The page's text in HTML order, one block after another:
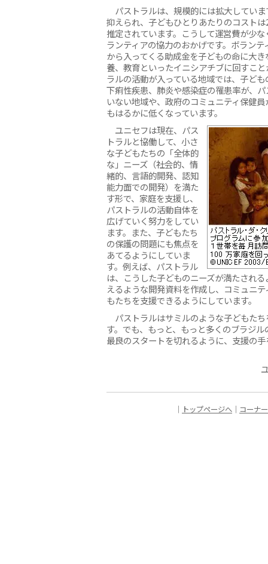
パストラルは、規模的には拡大してい
抑えられ、子どもひとりあたりのコスト
推定されています。こうして運営費が少
ランティアの協力のおかげです。ボラン
から入ってくる助成金を子どもの命に大
養、教育といったイニシアチブに回すこ
ラルの活動が入っている地域では、子ど
下痢性疾患、肺炎や感染症の罹患率が、
いない地域や、政府のコミュニティ保健
もはるかに低くなっています。
ユニセフは現在、パス
トラルと協働して、小さ
な子どもたちの「全体的
な」ニーズ（社会的、情
緒的、言語的開発、認知
能力面での開発）を満た
す形で、家庭を支援し、
パストラルの活動自体を
広げていく努力をしてい
ます。また、子どもたち
の保護の問題にも焦点を
あてるようにしていま
す。例えば、パストラル
は、こうした子どものニーズが満たされ
えるような開発資料を作成し、コミュニ
もたちを支援できるようにしています。
パストラルはサミルのような子どもた
す。でも、もっと、もっと多くのブラジ
最良のスタートを切れるように、支援の
｜ トップページへ ｜ コーナ